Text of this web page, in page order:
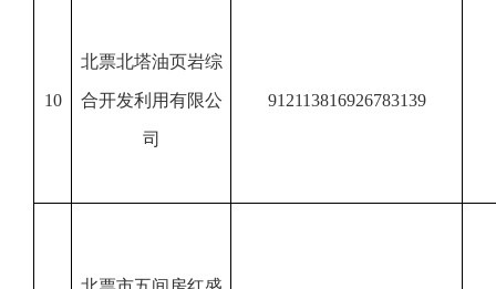
10
北票北塔油页岩综
合开发利用有限公
司
912113816926783139